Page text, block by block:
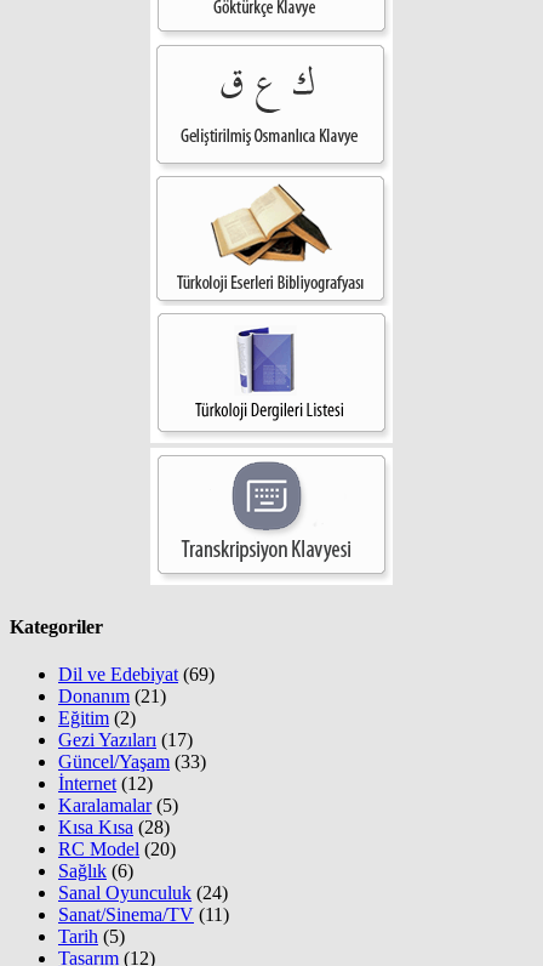
Kategoriler
Dil ve Edebiyat (69)
Donanım (21)
Eğitim (2)
Gezi Yazıları (17)
Güncel/Yaşam (33)
İnternet (12)
Karalamalar(5)
Kısa Kısa (28)
RC Model (20)
Sağlık (6)
Sanal Oyunculuk (24)
Sanat/Sinema/TV (11)
Tarih (5)
Tasarım (12)